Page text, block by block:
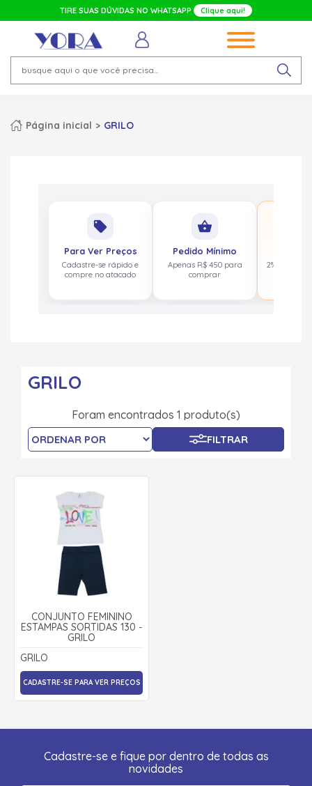
TIRE SUAS DÚVIDAS NO WHATSAPP Clique aqui!
Página inicial GRILO
local_offer
Para Ver Preços
Cadastre-se rápido e
compre no atacado
shopping_basket
Pedido Mínimo
Apenas R$ 450 para
comprar
2% de volta
GRILO
Foram encontrados 1 produto(s)
FILTRAR
CONJUNTO FEMININO
ESTAMPAS SORTIDAS 130 -
GRILO
GRILO
CADASTRE-SE PARA VER PREÇOS
Cadastre-se e fique por dentro de todas as
novidades